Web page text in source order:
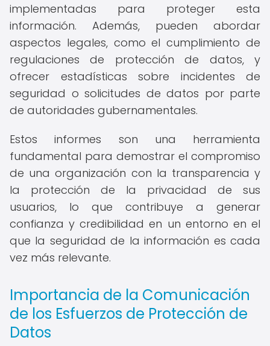
implementadas para proteger esta
información. Además, pueden abordar
aspectos legales, como el cumplimiento de
regulaciones de protección de datos, y
ofrecer estadísticas sobre incidentes de
seguridad o solicitudes de datos por parte
de autoridades gubernamentales.
Estos informes son una herramienta
fundamental para demostrar el compromiso
de una organización con la transparencia y
la protección de la privacidad de sus
usuarios, lo que contribuye a generar
confianza y credibilidad en un entorno en el
que la seguridad de la información es cada
vez más relevante.
Importancia de la Comunicación
de los Esfuerzos de Protección de
Datos